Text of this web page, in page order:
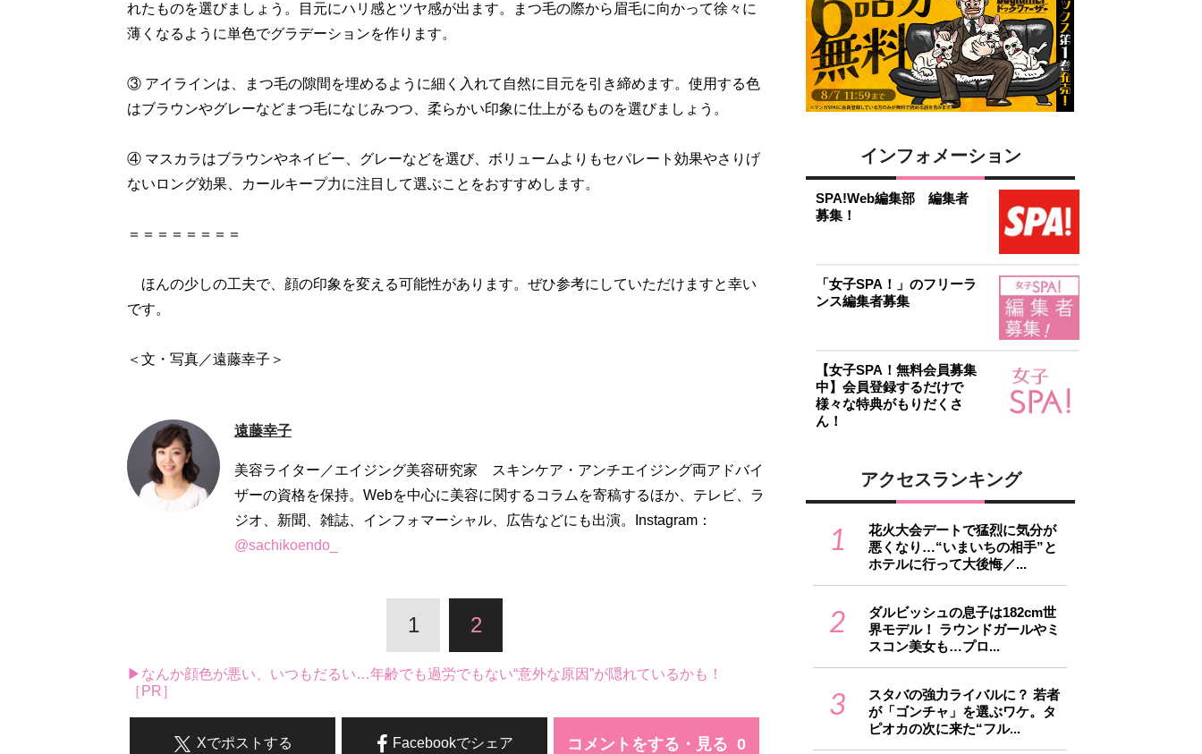
れたものを選びましょう。目元にハリ感とツヤ感が出ます。まつ毛の際から眉毛に向かって徐々に
薄くなるように単色でグラデーションを作ります。
③ アイラインは、まつ毛の隙間を埋めるように細く入れて自然に目元を引き締めます。使用する色
はブラウンやグレーなどまつ毛になじみつつ、柔らかい印象に仕上がるものを選びましょう。
④ マスカラはブラウンやネイビー、グレーなどを選び、ボリュームよりもセパレート効果やさりげ
ないロング効果、カールキープ力に注目して選ぶことをおすすめします。
＝＝＝＝＝＝＝＝
ほんの少しの工夫で、顔の印象を変える可能性があります。ぜひ参考にしていただけますと幸い
です。
＜文・写真／遠藤幸子＞
遠藤幸子
美容ライター／エイジング美容研究家 スキンケア・アンチエイジング両アドバイ
ザーの資格を保持。Webを中心に美容に関するコラムを寄稿するほか、テレビ、ラ
ジオ、新聞、雑誌、インフォマーシャル、広告などにも出演。Instagram：
@sachikoendo_
1 2
▶なんか顔色が悪い、いつもだるい…年齢でも過労でもない“意外な原因”が隠れているかも！
［PR］
コメントをする・見る
Facebookでシェア
Xでポストする
インフォメーション
SPA!Web編集部 編集者
募集！
「女子SPA！」のフリーラ
ンス編集者募集
【女子SPA！無料会員募集
中】会員登録するだけで
様々な特典がもりだくさ
ん！
アクセスランキング
1
花火大会デートで猛烈に気分が
悪くなり…“いまいちの相手”と
ホテルに行って大後悔／...
2
ダルビッシュの息子は182cm世
界モデル！ ラウンドガールやミ
スコン美女も…プロ...
3
スタバの強力ライバルに？ 若者
が「ゴンチャ」を選ぶワケ。タ
ピオカの次に来た“フル...